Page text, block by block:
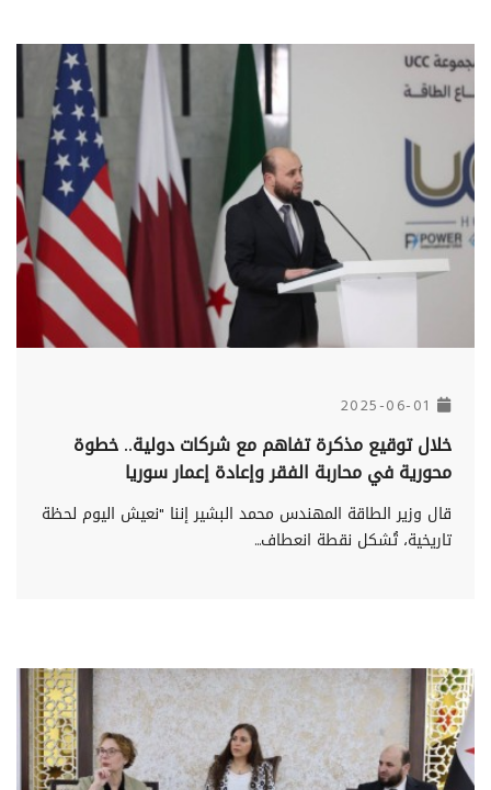
2025-06-01
خلال توقيع مذكرة تفاهم مع شركات دولية.. خطوة
محورية في محاربة الفقر وإعادة إعمار سوريا
قال وزير الطاقة المهندس محمد البشير إننا "نعيش اليوم لحظة
تاريخية، تُشكل نقطة انعطاف...